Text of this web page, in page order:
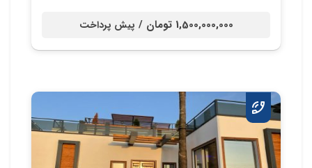
1,500,000,000 تومان / پیش پرداخت